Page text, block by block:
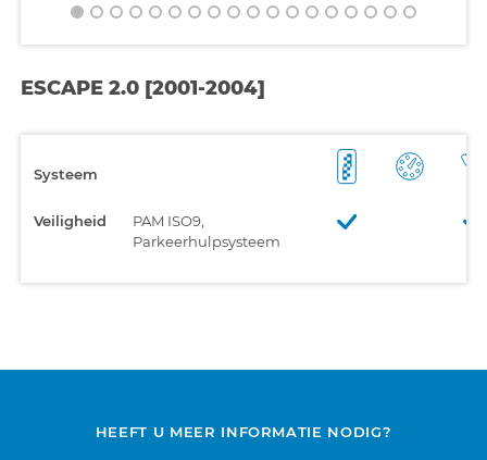
ESCAPE 2.0 [2001-2004]
Systeem
Veiligheid
PAM ISO9,
Parkeerhulpsysteem
HEEFT U MEER INFORMATIE NODIG?